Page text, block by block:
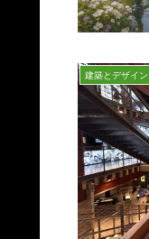
建築とデザイン